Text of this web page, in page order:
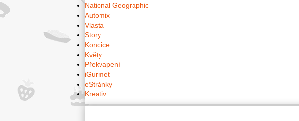
National Geographic
Automix
Vlasta
Story
Kondice
Květy
Překvapení
iGurmet
eStránky
Kreativ